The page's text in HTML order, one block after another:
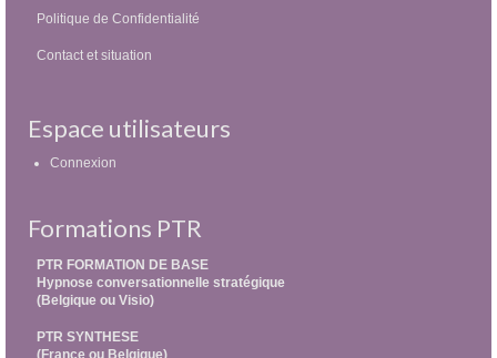
Politique de Confidentialité
Contact et situation
Espace utilisateurs
Connexion
Formations PTR
PTR FORMATION DE BASE
Hypnose conversationnelle stratégique
(Belgique ou Visio)
PTR SYNTHESE
(France ou Belgique)